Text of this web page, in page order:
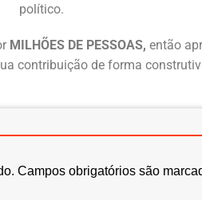
político.
MILHÕES DE PESSOAS, então
contribuição de forma
Campos obrigatórios são